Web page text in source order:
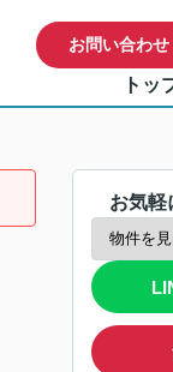
お問い合わせ
トッ
お気軽